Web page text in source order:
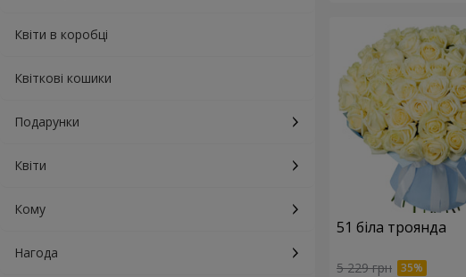
Квіти в коробці
Квіткові кошики
Подарунки
Квіти
Кому
Нагода
51 біла троянда
5 229 грн